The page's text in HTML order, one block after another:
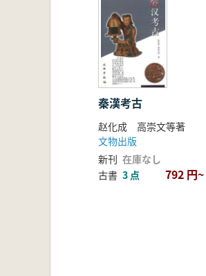
秦漢考古
赵化成 高崇文等著
文物出版
新刊 在庫なし
古書 3 点 792 円~